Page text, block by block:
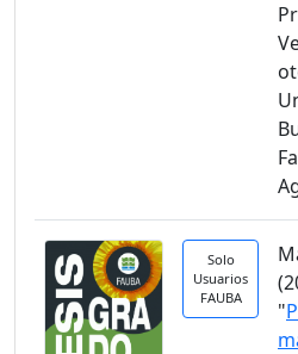
Solo
Usuarios
FAUBA
"